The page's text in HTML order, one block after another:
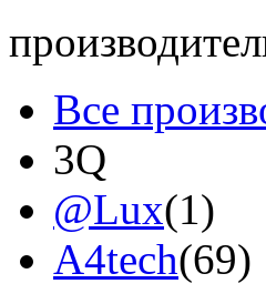
Все
3Q
@Lux(1)
A4tech(69)